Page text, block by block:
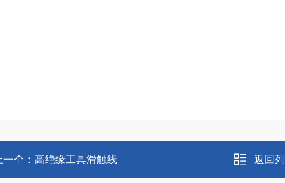
一个： 高绝缘工具滑触线 返回